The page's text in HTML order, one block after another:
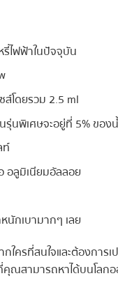
ไฟฟ้าในปัจจุบัน
โดยรวม 2.5 ml
นพิเศษจะอยู่ที่ 5% ของ
ท์
ลูมิเนียมอัลลอย
กเบามากๆ เลย
ครที่สนใจและต้องการ
ามารถหาได้บนโลกออ